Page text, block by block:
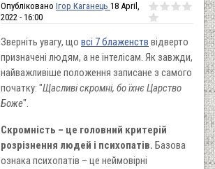
Опубліковано Ігор Каганець 18 April,
2022 - 16:00
Зверніть увагу, що всі 7 блаженств відверто
призначені людям, а не інтелісам. Як завжди,
найважливіше положення записане з самого
початку: "Щасливі скромні, бо їхнє Царство
Боже".
Скромність – це головний критерій
розрізнення людей і психопатів. Базова
ознака психопатів – це неймовірні